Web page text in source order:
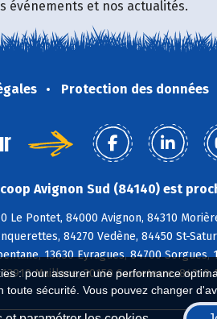
: pour assurer une performance
sécurité. Vous pouvez changer
événements et nos actualités.
Protection des données
Avignon Sud (84140) est
Le Pontet, 84000 Avignon, 84310
84270 Vedène, 84450 St-
13630 Eyragues, 84700
Maillane, 30150 Sauveterre,